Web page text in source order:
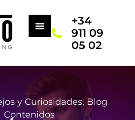
+34
911 09
05 02
y Curiosidades,Blog
Contenidos